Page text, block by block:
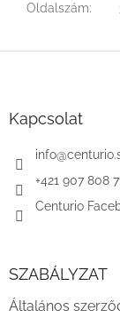
Oldalszám:
Kapcsolat
info@
+421 907 808
Centurio
SZABÁLYZAT
Általános